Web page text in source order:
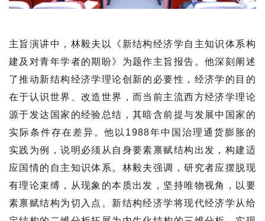
主旨演讲中，林毅夫以《新结构经济学自主知识体系构
建及对青年学者的期盼》为题作主旨报告。他深刻阐述
了推动新结构经济学理论创新的必要性，经济学的目的
在于认识世界、改造世界，而当前主流西方经济学理论
源于发达国家的经验总结，其暗含前提与发展中国家的
实际条件存在差异。他以1988年中国治理通货膨胀的
实践为例，说明必须从自身要素禀赋结构出发，构建适
应国情的自主知识体系。林毅夫强调，研究者应摆脱现
有理论束缚，从现象的本质出发，坚持唯物视角，以要
素禀赋结构为切入点。新结构经济学将现代经济学从给